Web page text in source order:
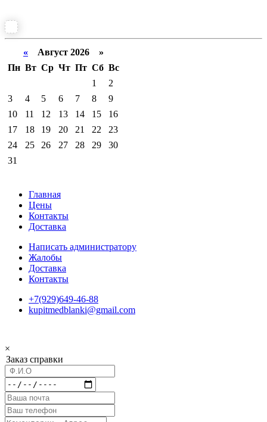
« Август 2026 »
Пн Вт Ср Чт Пт Сб Вс
1
2
3
4 5 6 7 8
9
10
11 12 13 14 15
16
17
18 19 20 21 22
23
24
25 26 27 28 29
30
31
Главная
Цены
Контакты
Доставка
Написать администратору
Жалобы
Доставка
Контакты
+7(929)649-46-88
kupitmedblanki@gmail.com
×
Заказ справки